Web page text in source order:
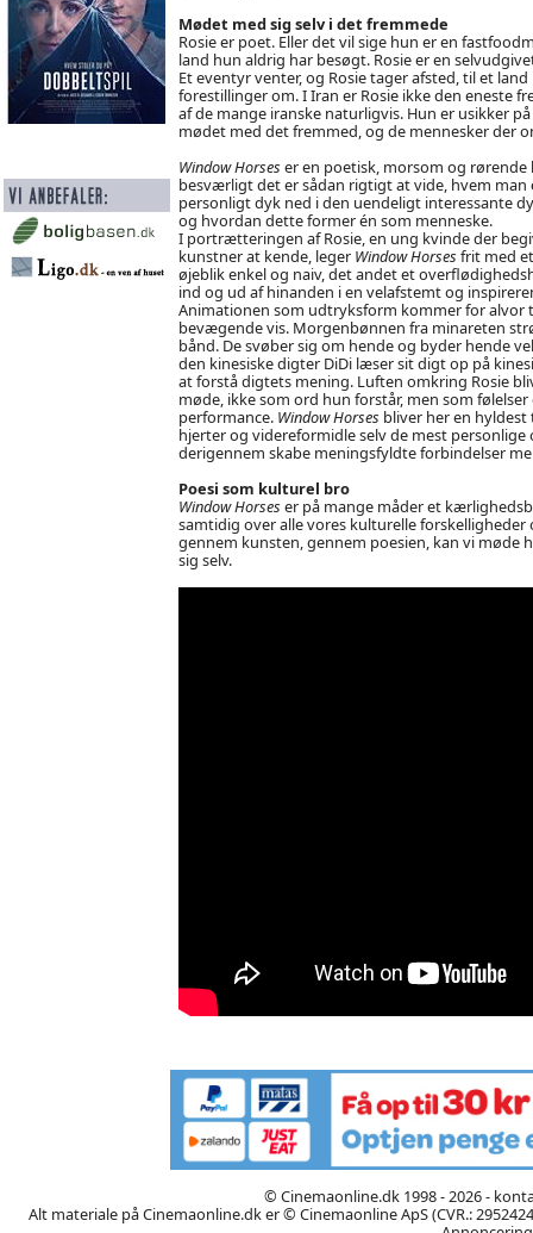
Mødet med sig selv i det fremmede
Rosie er poet. Eller det vil sige hun er en
land hun aldrig har besøgt. Rosie er en
Et eventyr venter, og Rosie tager afsted, til et
forestillinger om. I Iran er Rosie ikke den eneste
af de mange iranske naturligvis. Hun er usikker
mødet med det fremmed, og de mennesker der
Window Horses er en poetisk, morsom og
besværligt det er sådan rigtigt at vide, hvem
personligt dyk ned i den uendeligt interessante
og hvordan dette former én som menneske.
I portrætteringen af Rosie, en ung kvinde der
kunstner at kende, leger Window Horses frit med
øjeblik enkel og naiv, det andet et
ind og ud af hinanden i en velafstemt og
Animationen som udtryksform kommer for alvor
bevægende vis. Morgenbønnen fra minareten
bånd. De svøber sig om hende og byder hende
den kinesiske digter DiDi læser sit digt op på
at forstå digtets mening. Luften omkring Rosie
møde, ikke som ord hun forstår, men som
performance. Window Horses bliver her en
hjerter og videreformidle selv de mest
derigennem skabe meningsfyldte forbindelser
Poesi som kulturel bro
Window Horses er på mange måder et
samtidig over alle vores kulturelle
gennem kunsten, gennem poesien, kan vi møde
sig selv.
© Cinemaonline.dk 1998 - 2026 -
Alt materiale på Cinemaonline.dk er © Cinemaonline ApS (CVR.: